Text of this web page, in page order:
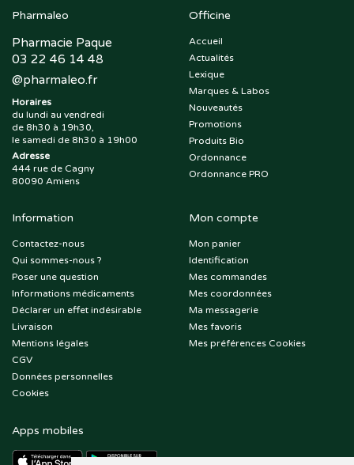
Pharmaleo
Pharmacie Paque
03 22 46 14 48
@pharmaleo.fr
Horaires
du lundi au vendredi
de 8h30 à 19h30,
le samedi de 8h30 à 19h00
Adresse
444 rue de Cagny
80090 Amiens
Officine
Accueil
Actualités
Lexique
Marques & Labos
Nouveautés
Promotions
Produits Bio
Ordonnance
Ordonnance PRO
Information
Contactez-nous
Qui sommes-nous ?
Poser une question
Informations médicaments
Déclarer un effet indésirable
Livraison
Mentions légales
CGV
Données personnelles
Cookies
Mon compte
Mon panier
Identification
Mes commandes
Mes coordonnées
Ma messagerie
Mes favoris
Mes préférences Cookies
Apps mobiles